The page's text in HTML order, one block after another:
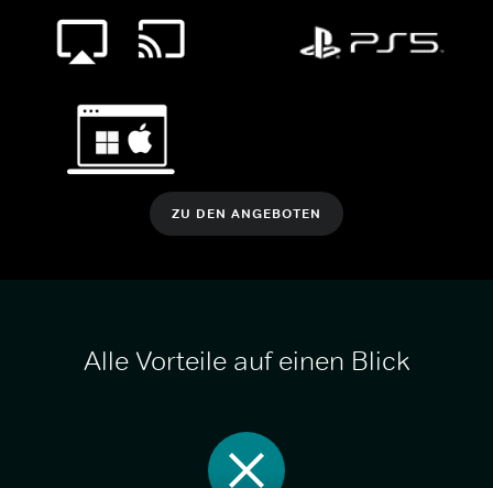
ZU DEN ANGEBOTEN
Alle Vorteile auf einen Blick